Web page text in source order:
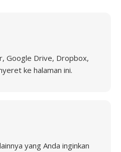
Google Drive, Dropbox,
ke halaman ini.
yang Anda inginkan